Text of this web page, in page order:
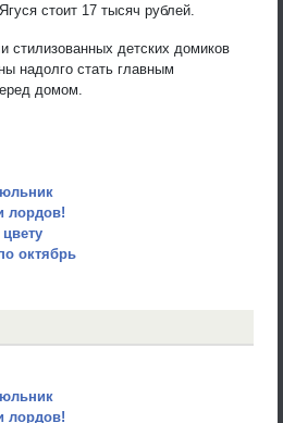
стоит 17 тысяч рублей.
стилизованных детских домиков
надолго стать главным
домом.
лордов!
октябрь
лордов!